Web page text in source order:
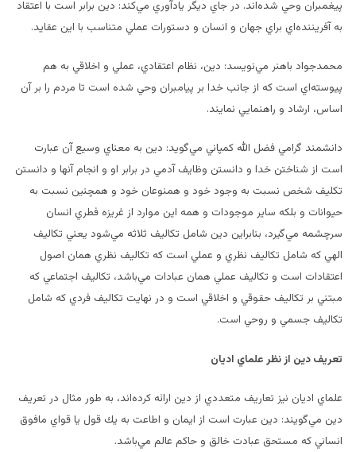
پيغمبران وحي شده‌اند. در جاي ديگر يادآوري مي‌كند: دين برابر است با اعتقاد
به آفريننده‌اي براي جهان و انسان و دستورات عملي متناسب با اين عقايد.
محمدجواد باهنر مي‌نويسد: دين، نظام اعتقادي، عملي و اخلاقي به هم
پيوسته‌اي است كه از جانب خدا بر پيامبران وحي شده است تا مردم را بر آن
اساس، ارشاد و راهنمايي نمايند.
دانشمند گرامي فضل الله كمپاني مي‌گويد: دين به معناي وسيع آن عبارت
است از شناختن خدا و دانستن وظايف آدمي در برابر او و انجام آنها و دانستن
تكليف شخص نسبت به وجود خود و همنوعان خود و همچنين نسبت به
حيوانات و بلكه ساير موجودات و همه اين موارد از غريزه فطري انسان
سرچشمه مي‌گيرد، بنابراين دين شامل تكاليف ثلاثه مي‌شود يعني تكاليف
الهي كه شامل تكاليف نظري و عملي است كه تكاليف نظري همان اصول
اعتقادات است و تكاليف عملي همان عبادات مي‌باشد، تكاليف اجتماعي كه
مبتني بر تكاليف حقوقي و اخلاقي است و در نهايت تكاليف فردي كه شامل
تكاليف جسمي و روحي است.
تعريف دين از نظر علماي اديان
علماي اديان نيز تعاريف متعددي از دين ارائه كرده‌اند، به طور مثال در تعريف
دين مي‌گويند: دين عبارت است از ايمان و اطاعت به يك قول يا قواي مافوق
انساني كه مستحق عبادت خالق و حاكم عالم مي‌باشد.